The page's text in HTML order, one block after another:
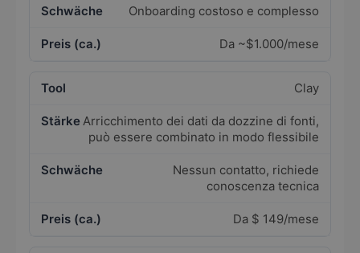
Onboarding costoso e complesso
Da ~$1.000/mese
Clay
Arricchimento dei dati da dozzine di fonti,
può essere combinato in modo flessibile
Nessun contatto, richiede
conoscenza tecnica
Da $ 149/mese